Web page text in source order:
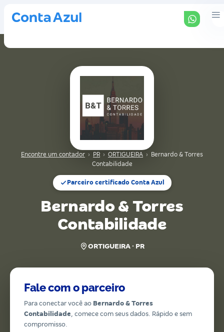
Encontre um contador › PR › ORTIGUEIRA ›
Bernardo & Torres
Contabilidade
Parceiro certificado Conta Azul
Bernardo & Torres
Contabilidade
ORTIGUEIRA · PR
Fale com o parceiro
Para conectar você ao Bernardo & Torres
Contabilidade, comece com seus dados. Rápido e sem
compromisso.